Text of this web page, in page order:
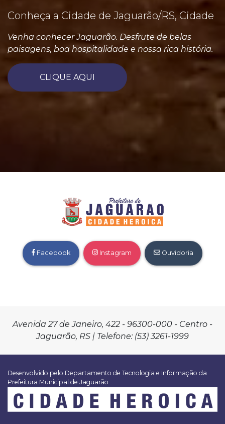
Conheça a Cidade de Jaguarão/RS, Cidade
Venha conhecer Jaguarão. Desfrute de belas
paisagens, boa hospitalidade e nossa rica história.
CLIQUE AQUI
Facebook Instagram Ouvidoria
Avenida 27 de Janeiro, 422 - 96300-000 - Centro -
Jaguarão, RS | Telefone: (53) 3261-1999
Desenvolvido pelo Departamento de Tecnologia e Informação da
Prefeitura Municipal de Jaguarão